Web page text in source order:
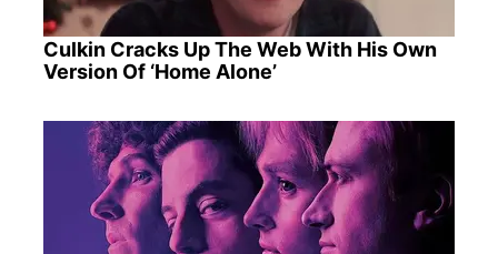
Culkin Cracks Up The Web With His Own
Version Of ‘Home Alone’